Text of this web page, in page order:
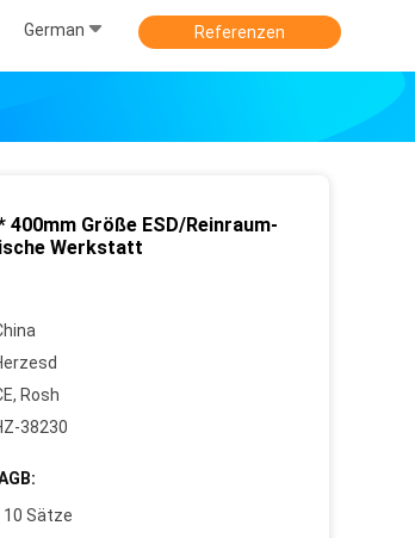
German Referenzen
400mm Größe ESD/Reinraum-
Werkstatt
Rosh
38230
10 Sätze